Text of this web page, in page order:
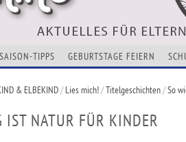
SAISON-TIPPS GEBURTSTAGE FEIERN
& ELBEKIND/Lies mich!/Titelgeschichten/So
IST NATUR FÜR KINDER